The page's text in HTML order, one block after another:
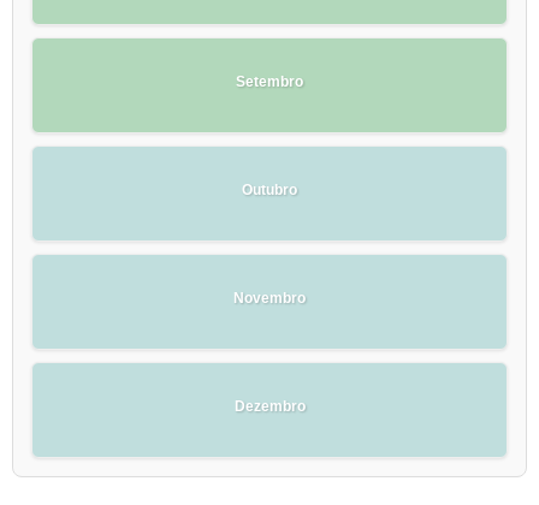
Setembro
Outubro
Novembro
Dezembro